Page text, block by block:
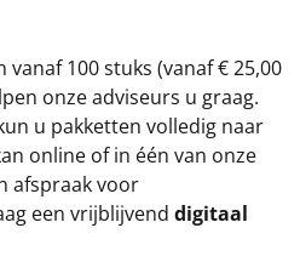
100 stuks (vanaf € 25,00
onze adviseurs u graag.
u pakketten volledig naar
online of in één van onze
afspraak voor
een vrijblijvend digitaal